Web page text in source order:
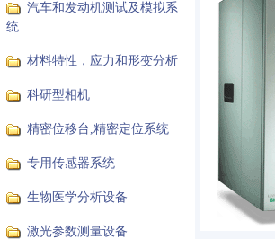
汽车和发动机测试及模拟系
统
材料特性，应力和形变分析
科研型相机
精密位移台,精密定位系统
专用传感器系统
生物医学分析设备
激光参数测量设备